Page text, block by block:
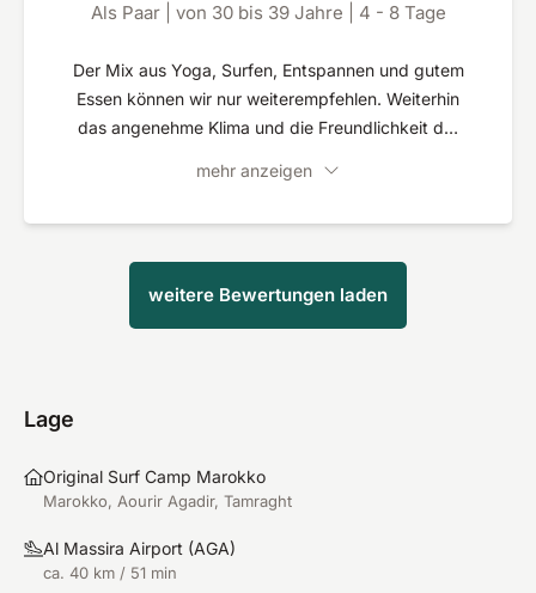
Als Paar | von 30 bis 39 Jahre | 4 - 8 Tage
Der Mix aus Yoga, Surfen, Entspannen und gutem
Essen können wir nur weiterempfehlen. Weiterhin
das angenehme Klima und die Freundlichkeit der
mehr anzeigen
weitere Bewertungen laden
Lage
Original Surf Camp Marokko
Marokko, Aourir Agadir, Tamraght
Al Massira Airport (AGA)
ca. 40 km / 51 min